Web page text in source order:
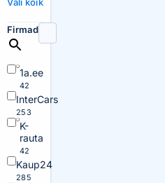
Firmad
1a.ee
42
InterCars
253
K-
rauta
42
Kaup24
285